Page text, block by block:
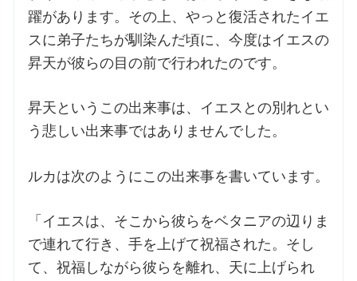
ご利用にあたって
交通・アクセス
躍があります。その上、やっと復活されたイエ
スに弟子たちが馴染んだ頃に、今度はイエスの
昇天が彼らの目の前で行われたのです。
昇天というこの出来事は、イエスとの別れとい
う悲しい出来事ではありませんでした。
ルカは次のようにこの出来事を書いています。
「イエスは、そこから彼らをベタニアの辺りま
で連れて行き、手を上げて祝福された。そし
て、祝福しながら彼らを離れ、天に上げられ